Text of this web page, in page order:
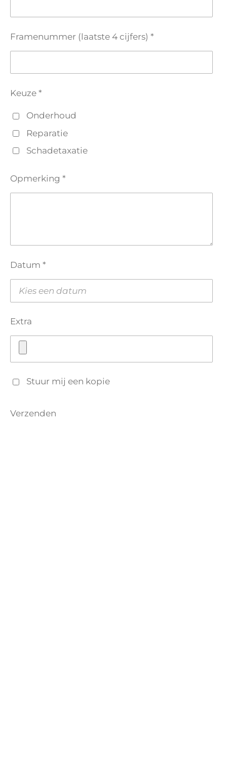
Framenummer (laatste 4 cijfers) *
Keuze *
Onderhoud
Reparatie
Schadetaxatie
Opmerking *
Datum *
Extra
Stuur mij een kopie
Verzenden